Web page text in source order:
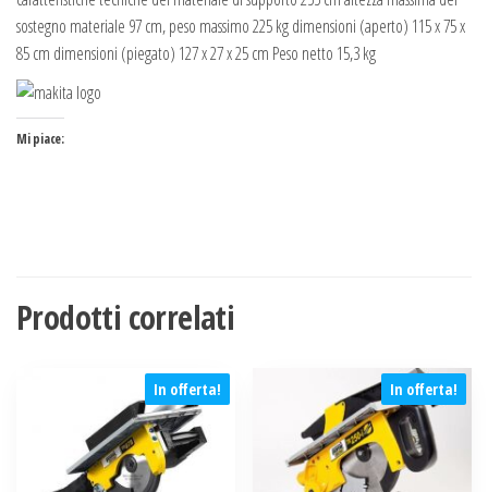
sostegno materiale 97 cm, peso massimo 225 kg dimensioni (aperto) 115 x 75 x
85 cm dimensioni (piegato) 127 x 27 x 25 cm Peso netto 15,3 kg
Mi piace:
Prodotti correlati
In offerta! In offerta!